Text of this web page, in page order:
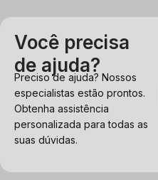
Você precisa
de ajuda?
Preciso de ajuda? Nossos
especialistas estão prontos.
Obtenha assistência
personalizada para todas as
suas dúvidas.